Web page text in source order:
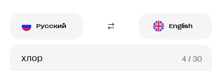
Русский English
4 / 30